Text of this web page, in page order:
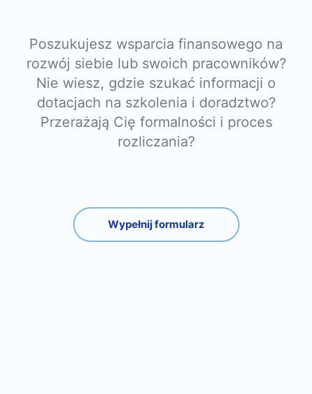
Poszukujesz wsparcia finansowego na
rozwój siebie lub swoich pracowników?
Nie wiesz, gdzie szukać informacji o
dotacjach na szkolenia i doradztwo?
Przerażają Cię formalności i proces
rozliczania?
Wypełnij formularz